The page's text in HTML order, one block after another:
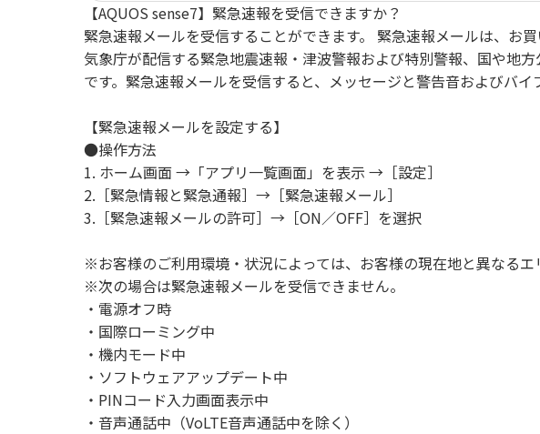
【AQUOS sense7】緊急速報を受信できますか？
緊急速報メールを受信することができます。 緊急速報メールは、お
気象庁が配信する緊急地震速報・津波警報および特別警報、国や地
です。緊急速報メールを受信すると、メッセージと警告音およびバイ
【緊急速報メールを設定する】
●操作方法
1. ホーム画面 →「アプリ一覧画面」を表示 →［設定］
2.［緊急情報と緊急通報］→［緊急速報メール］
3.［緊急速報メールの許可］→［ON／OFF］を選択
※お客様のご利用環境・状況によっては、お客様の現在地と異なる
※次の場合は緊急速報メールを受信できません。
・電源オフ時
・国際ローミング中
・機内モード中
・ソフトウェアアップデート中
・PINコード入力画面表示中
・音声通話中（VoLTE音声通話中を除く）